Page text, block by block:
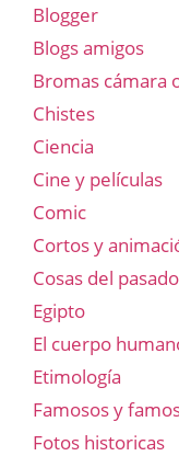
Blogger
Blogs amigos
Bromas cámara
Chistes
Ciencia
Cine y películas
Comic
Cortos y
Cosas del pasado
Egipto
El cuerpo
Etimología
Famosos y
Fotos historicas